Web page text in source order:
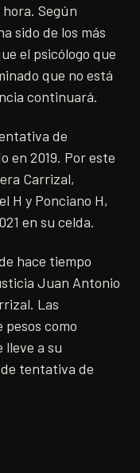
Según
sido de los más
el psicólogo que
que no está
continuará.
de
en 2019. Por este
Carrizal,
H y Ponciano H,
en su celda.
hace tiempo
Juan Antonio
Las
como
lleve a su
tentativa de